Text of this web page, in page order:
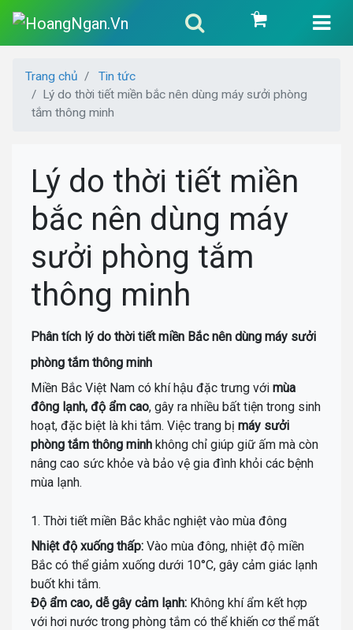
0
Trang chủ
Tin tức
Lý do thời tiết miền bắc nên dùng máy sưởi phòng
tắm thông minh
Lý do thời tiết miền
bắc nên dùng máy
sưởi phòng tắm
thông minh
Phân tích lý do thời tiết miền Bắc nên dùng máy sưởi
phòng tắm thông minh
Miền Bắc Việt Nam có khí hậu đặc trưng với mùa
đông lạnh, độ ẩm cao, gây ra nhiều bất tiện trong sinh
hoạt, đặc biệt là khi tắm. Việc trang bị máy sưởi
phòng tắm thông minh không chỉ giúp giữ ấm mà còn
nâng cao sức khỏe và bảo vệ gia đình khỏi các bệnh
mùa lạnh.
1. Thời tiết miền Bắc khắc nghiệt vào mùa đông
Nhiệt độ xuống thấp: Vào mùa đông, nhiệt độ miền
Bắc có thể giảm xuống dưới 10°C, gây cảm giác lạnh
buốt khi tắm.
Độ ẩm cao, dễ gây cảm lạnh: Không khí ẩm kết hợp
với hơi nước trong phòng tắm có thể khiến cơ thể mất